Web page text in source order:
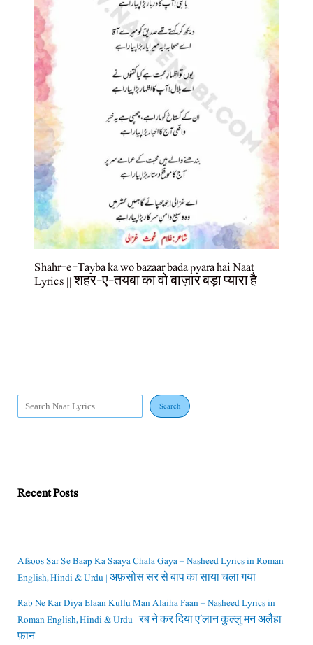
Shahr-e-Tayba ka wo bazaar bada pyara hai Naat
Lyrics || शहर-ए-तयबा का वो बाज़ार बड़ा प्यारा है
Search
Recent Posts
Afsoos Sar Se Baap Ka Saaya Chala Gaya – Nasheed Lyrics in Roman
English, Hindi & Urdu | अफ़सोस सर से बाप का साया चला गया
Rab Ne Kar Diya Elaan Kullu Man Alaiha Faan – Nasheed Lyrics in
Roman English, Hindi & Urdu | रब ने कर दिया ए’लान कुल्लु मन अलैहा
फ़ान